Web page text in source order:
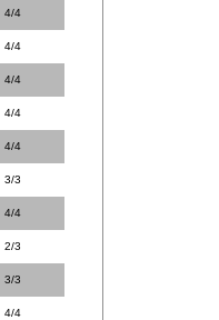
4/4
4/4
4/4
4/4
4/4
3/3
4/4
2/3
3/3
4/4